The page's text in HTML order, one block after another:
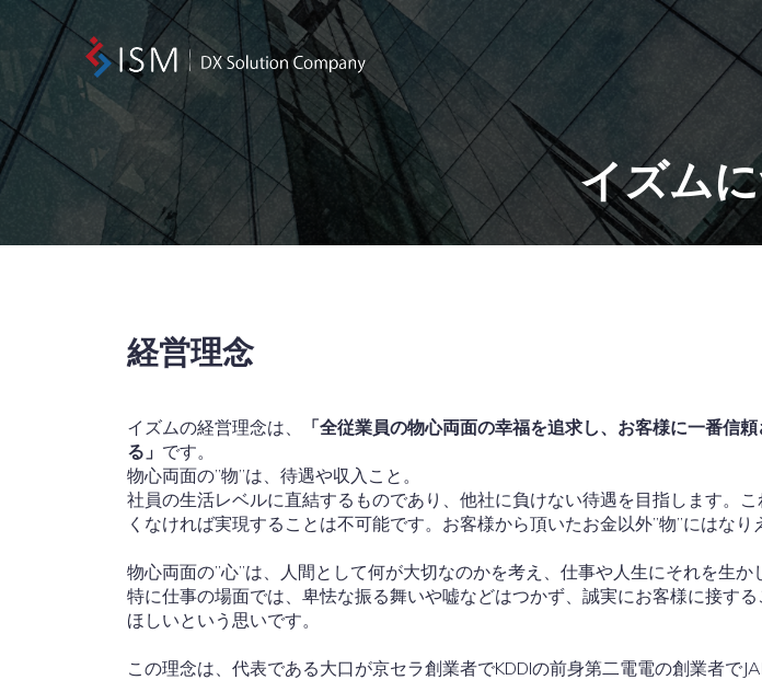
イズム
経営理念
イズムの経営理念は、
「全従業員の物心両面の幸福を追求し、お客様に一番信
る」 です。
物心両面の”物”は、待遇や収入こと。
社員の生活レベルに直結するものであり、他社に負けない待遇を目指します。こ
くなければ実現することは不可能です。お客様から頂いたお金以外”物”にはなり
物心両面の”心”は、人間として何が大切なのかを考え、仕事や人生にそれを生か
特に仕事の場面では、卑怯な振る舞いや嘘などはつかず、誠実にお客様に接す
ほしいという思いです。
この理念は、代表である大口が京セラ創業者でKDDIの前身第二電電の創業者で